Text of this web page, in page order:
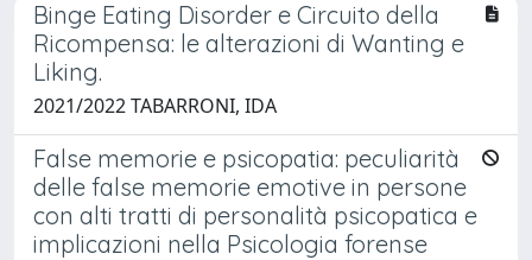
Binge Eating Disorder e Circuito della
Ricompensa: le alterazioni di Wanting e
Liking.
2021/2022 TABARRONI, IDA
False memorie e psicopatia: peculiarità
delle false memorie emotive in persone
con alti tratti di personalità psicopatica e
implicazioni nella Psicologia forense